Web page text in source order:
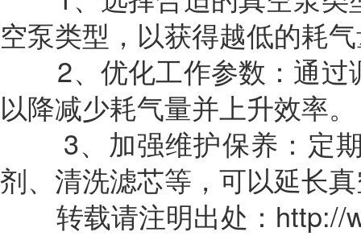
空泵类型，以获得越低的耗
2、优化工作参数：通过
以降减少耗气量并上升效率。
3、加强维护保养：定期
剂、清洗滤芯等，可以延长
转载请注明出处： http://